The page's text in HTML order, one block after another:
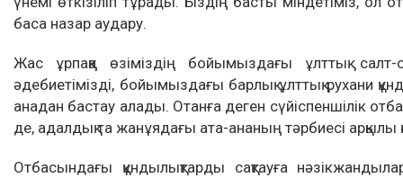
баса назар аудару.
Жас ұрпаққа өзіміздің бойымыздағы ұлттық
әдебиетімізді, бойымыздағы барлық ұлттық рухани
анадан бастау алады. Отанға деген сүйіспеншілік
де, адалдық та жанұядағы ата-ананың тәрбиесі арқылы
Отбасындағы құндылықтарды сақтауға